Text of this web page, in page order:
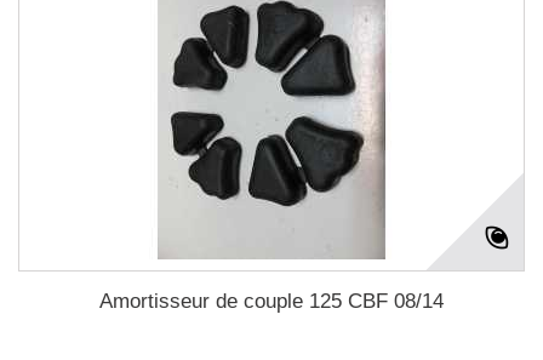
Amortisseur de couple 125 CBF 08/14